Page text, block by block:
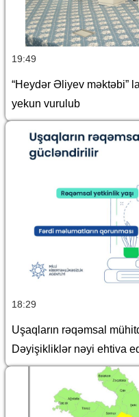
19:49
“Heydər Əliyev məktəbi”
yekun vurulub
18:29
Uşaqların rəqəmsal
Dəyişikliklər nəyi ehtiva